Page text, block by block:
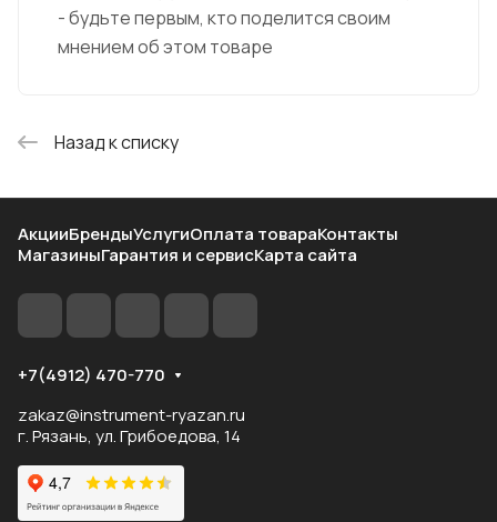
- будьте первым, кто поделится своим
мнением об этом товаре
Назад к списку
АкцииБрендыУслугиОплата товараКонтакты
МагазиныГарантия и сервисКарта сайта
+7(4912) 470-770
zakaz@instrument-ryazan.ru
г. Рязань, ул. Грибоедова, 14